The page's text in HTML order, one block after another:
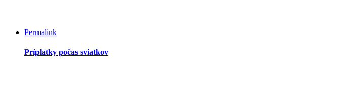
Permalink
Príplatky počas sviatkov